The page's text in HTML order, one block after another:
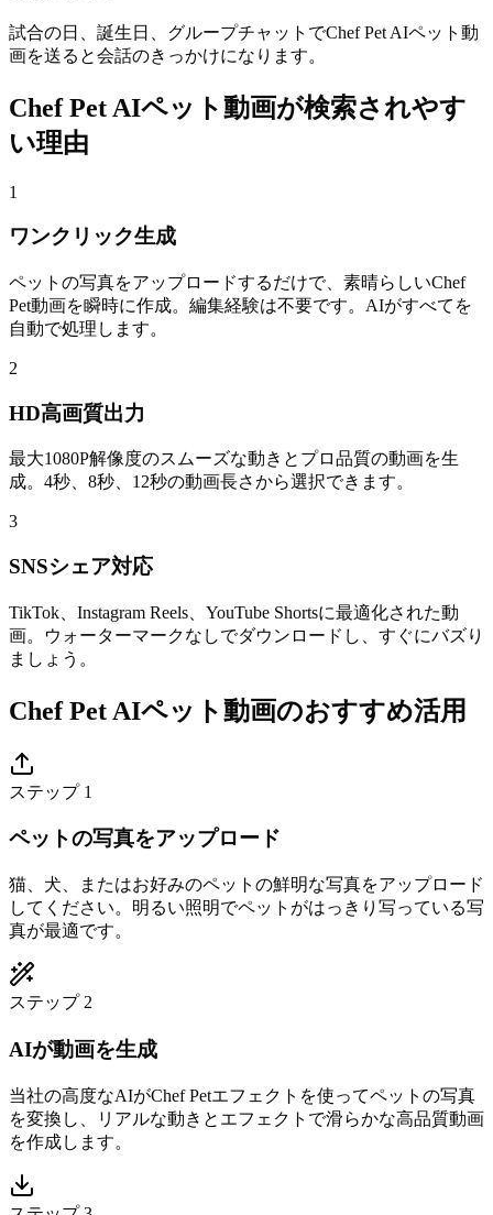
試合の日、誕生日、グループチャットでChef Pet AIペット動
画を送ると会話のきっかけになります。
Chef Pet AIペット動画が検索されやす
い理由
1
ワンクリック生成
ペットの写真をアップロードするだけで、素晴らしいChef
Pet動画を瞬時に作成。編集経験は不要です。AIがすべてを
自動で処理します。
2
HD高画質出力
最大1080P解像度のスムーズな動きとプロ品質の動画を生
成。4秒、8秒、12秒の動画長さから選択できます。
3
SNSシェア対応
TikTok、Instagram Reels、YouTube Shortsに最適化された動
画。ウォーターマークなしでダウンロードし、すぐにバズり
ましょう。
Chef Pet AIペット動画のおすすめ活用
ステップ 1
ペットの写真をアップロード
猫、犬、またはお好みのペットの鮮明な写真をアップロード
してください。明るい照明でペットがはっきり写っている写
真が最適です。
ステップ 2
AIが動画を生成
当社の高度なAIがChef Petエフェクトを使ってペットの写真
を変換し、リアルな動きとエフェクトで滑らかな高品質動画
を作成します。